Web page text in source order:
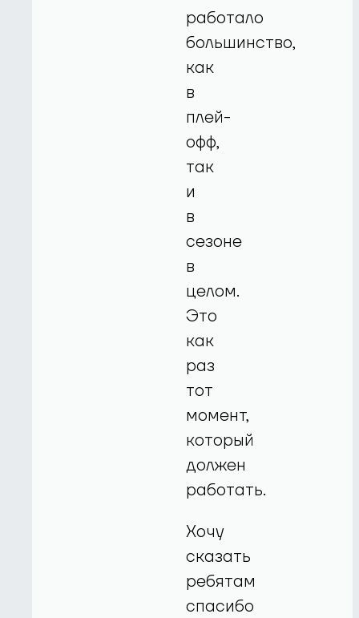
работало
большинство,
как
в
плей-
офф,
так
и
в
сезоне
в
целом.
Это
как
раз
тот
момент,
который
должен
работать.
Хочу
сказать
ребятам
спасибо